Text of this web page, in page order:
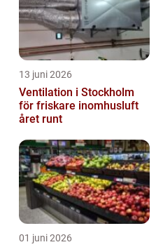
13 juni 2026
Ventilation i Stockholm
för friskare inomhusluft
året runt
01 juni 2026